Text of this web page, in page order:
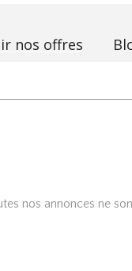
nos offres
nos annonces ne